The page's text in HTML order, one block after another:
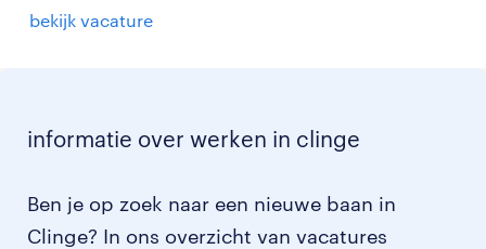
bekijk vacature
informatie over werken in clinge
Ben je op zoek naar een nieuwe baan in
Clinge? In ons overzicht van vacatures